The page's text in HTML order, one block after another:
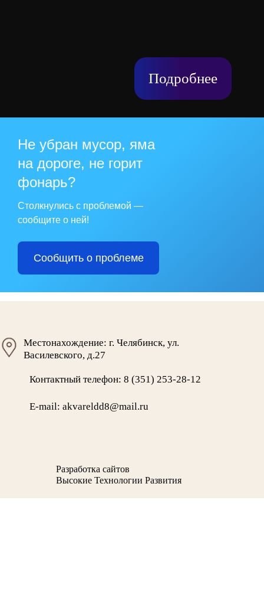
Подробнее
Не убран мусор, яма
на дороге, не горит
фонарь?
Столкнулись с проблемой —
сообщите о ней!
Сообщить о проблеме
Местонахождение: г. Челябинск, ул.
Василевского, д.27
Контактный телефон: 8 (351) 253-28-12
E-mail: akvareldd8@mail.ru
Разработка сайтов
Высокие Технологии Развития